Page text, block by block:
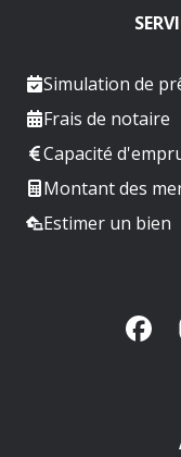
Simulation de
Frais de notaire
Capacité
Montant des
Estimer un bien